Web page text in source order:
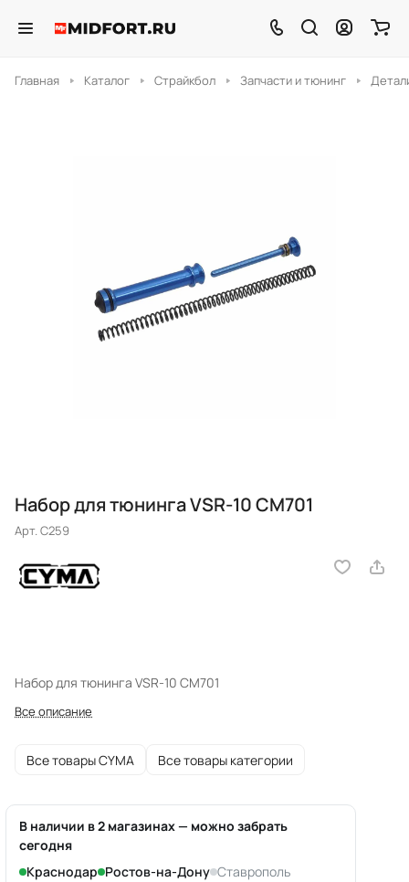
Главная Каталог Страйкбол Запчасти и тюнинг
Набор для тюнинга VSR-10 CM701
Арт.C259
Набор для тюнинга VSR-10 CM701
Все описание
Все товары CYMA Все товары категории
В наличии в 2 магазинах — можно забрать
сегодня
Краснодар Ростов-на-Дону Ставрополь